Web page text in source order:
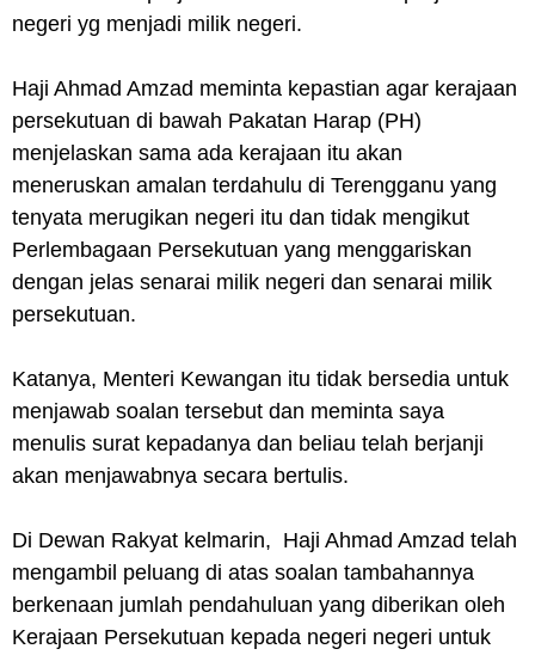
negeri yg menjadi milik negeri.
Haji Ahmad Amzad meminta kepastian agar kerajaan
persekutuan di bawah Pakatan Harap (PH)
menjelaskan sama ada kerajaan itu akan
meneruskan amalan terdahulu di Terengganu yang
tenyata merugikan negeri itu dan tidak mengikut
Perlembagaan Persekutuan yang menggariskan
dengan jelas senarai milik negeri dan senarai milik
persekutuan.
Katanya, Menteri Kewangan itu tidak bersedia untuk
menjawab soalan tersebut dan meminta saya
menulis surat kepadanya dan beliau telah berjanji
akan menjawabnya secara bertulis.
Di Dewan Rakyat kelmarin, Haji Ahmad Amzad telah
mengambil peluang di atas soalan tambahannya
berkenaan jumlah pendahuluan yang diberikan oleh
Kerajaan Persekutuan kepada negeri negeri untuk